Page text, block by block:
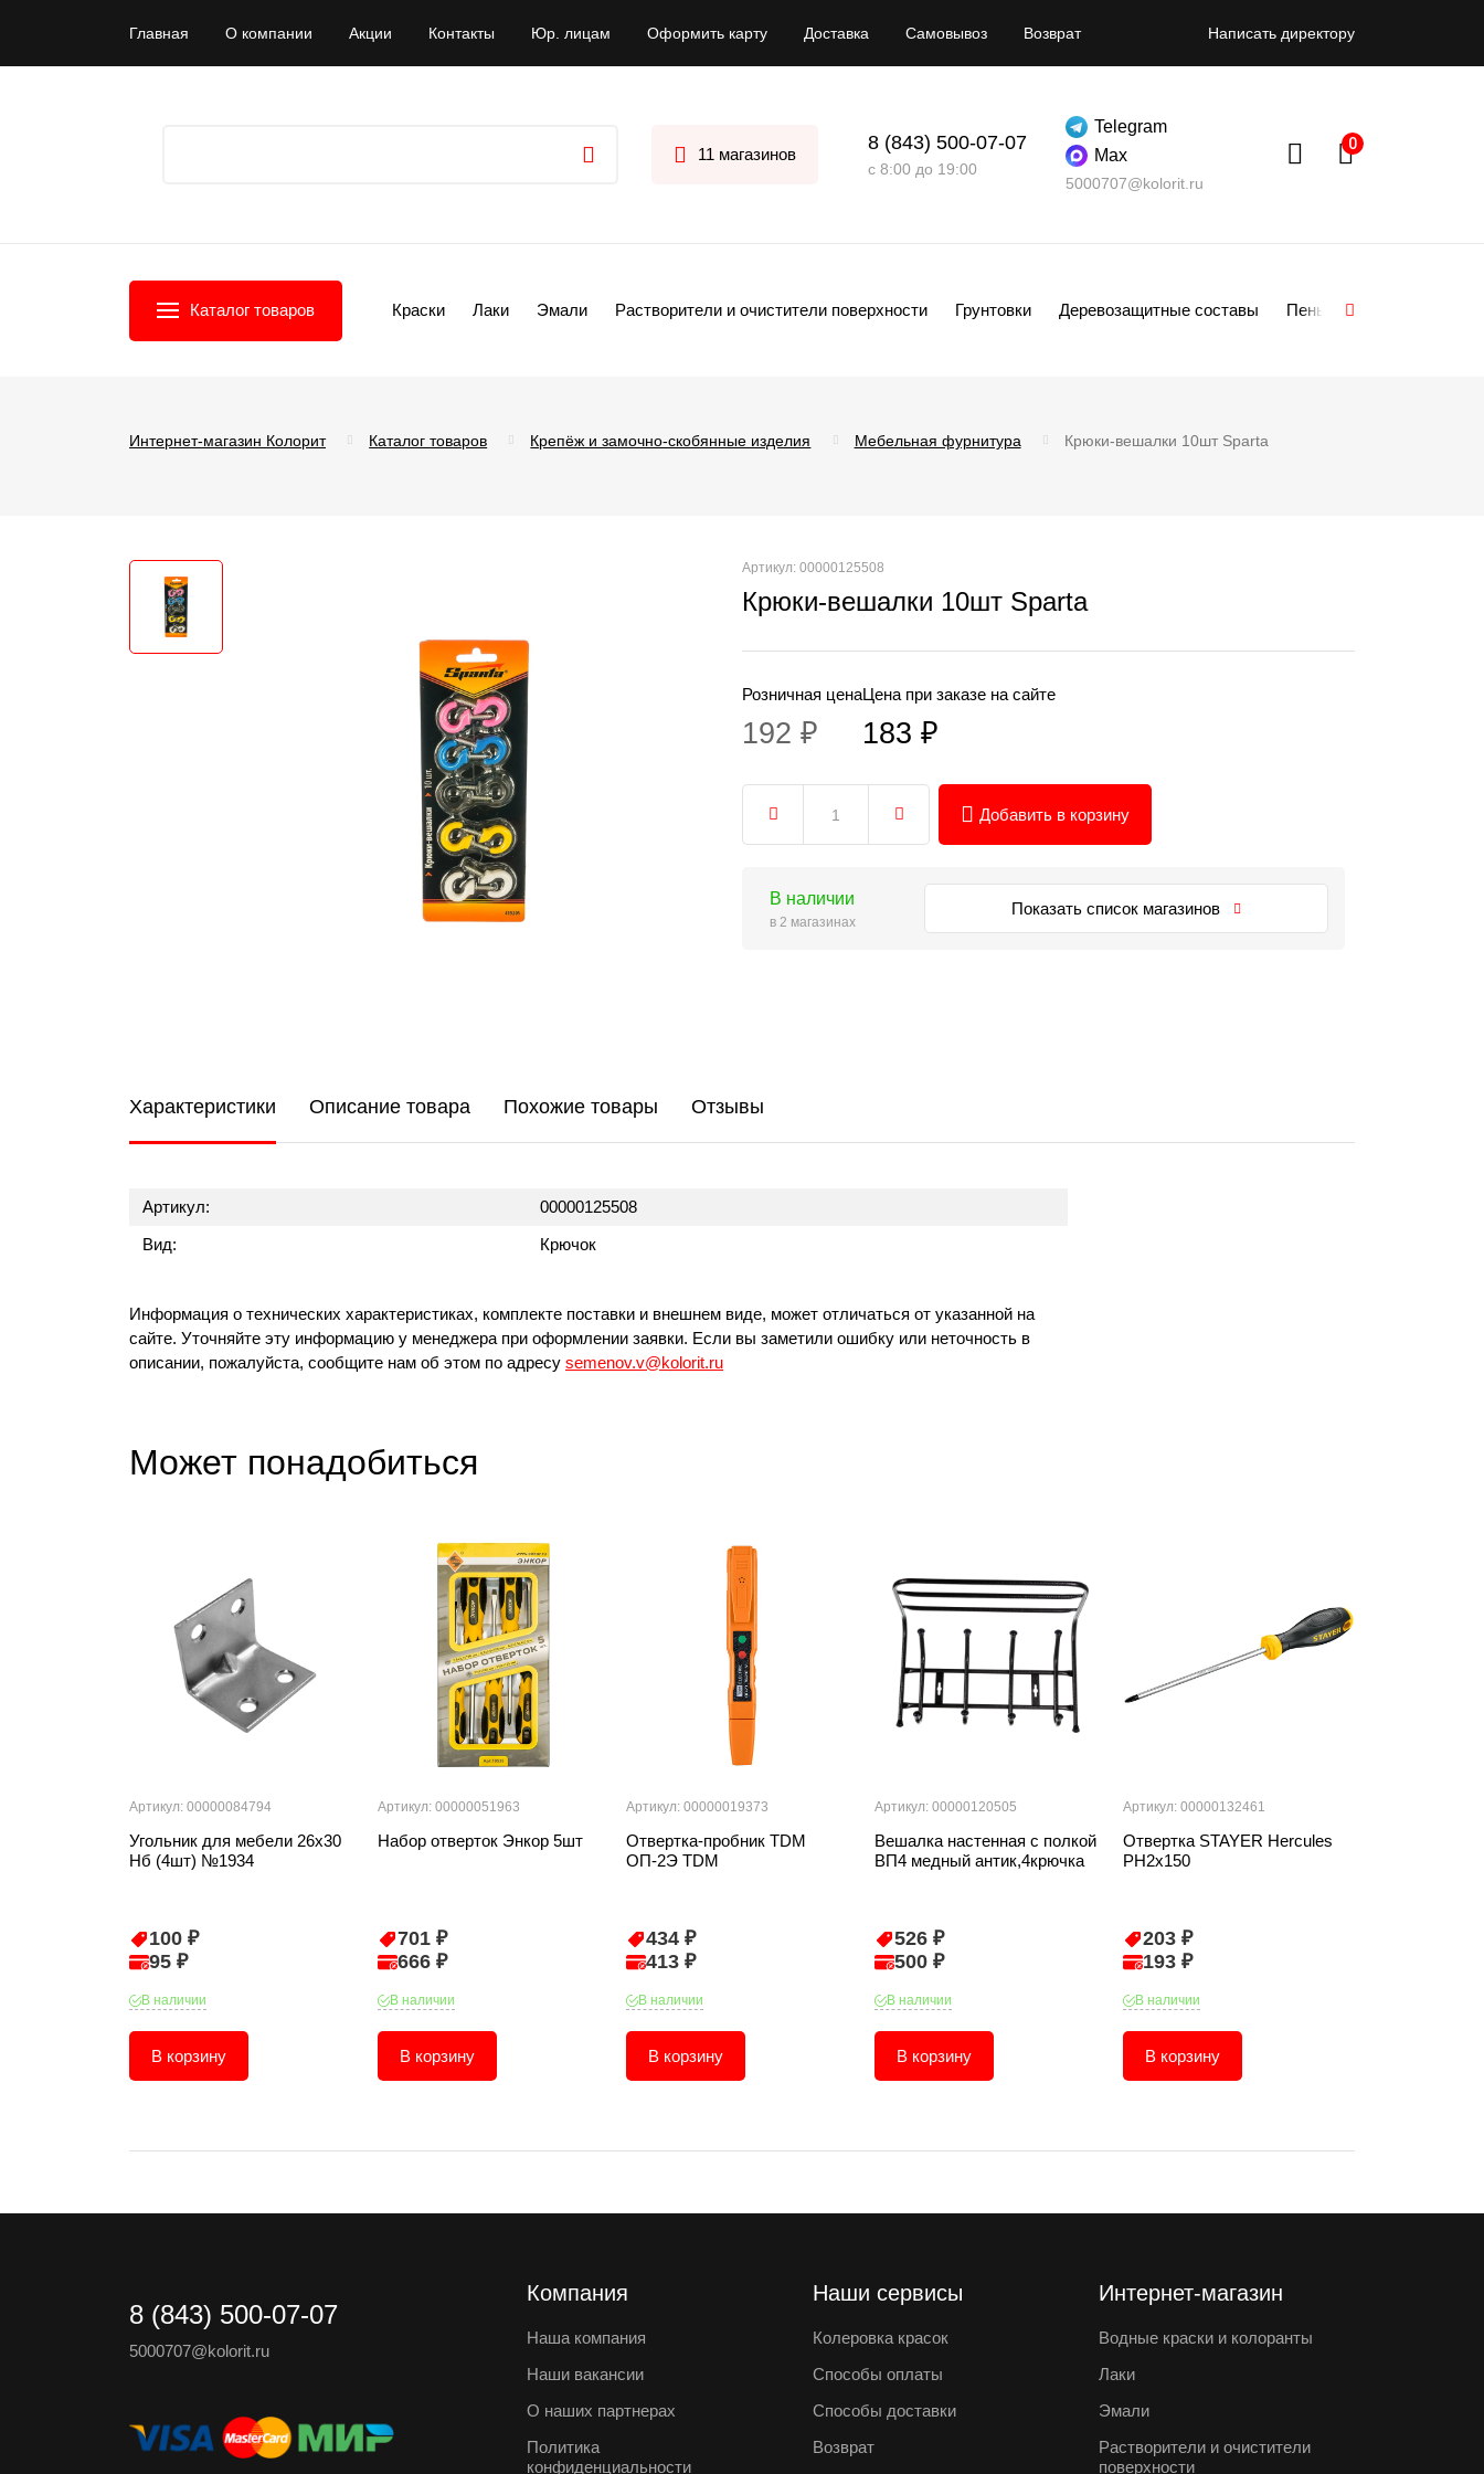
Главная О компании Акции Контакты Юр. лицам Оформить карту Доставка Самовывоз Возврат Написать директору
11 магазинов
8 (843) 500-07-07
с 8:00 до 19:00
Telegram
Max
5000707@kolorit.ru
Каталог товаров Краски Лаки Эмали Растворители и очистители поверхности Грунтовки Деревозащитные составы Пены
Интернет-магазин Колорит Каталог товаров Крепёж и замочно-скобянные изделия Мебельная фурнитура Крюки-вешалки 10шт Sparta
Артикул: 00000125508
Крюки-вешалки 10шт Sparta
Розничная цена
192 ₽
Цена при заказе на сайте
183 ₽
Добавить в корзину
В наличии
в 2 магазинах
Показать список магазинов
Характеристики Описание товара Похожие товары Отзывы
Артикул:
00000125508
Вид:
Крючок
Информация о технических характеристиках, комплекте поставки и внешнем виде, может отличаться от указанной на
сайте. Уточняйте эту информацию у менеджера при оформлении заявки. Если вы заметили ошибку или неточность в
описании, пожалуйста, сообщите нам об этом по адресу semenov.v@kolorit.ru
Может понадобиться
Артикул: 00000084794
Угольник для мебели 26х30
Нб (4шт) №1934
100 ₽
95 ₽
В наличии
В корзину
Артикул: 00000051963
Набор отверток Энкор 5шт
701 ₽
666 ₽
В наличии
В корзину
Артикул: 00000019373
Отвертка-пробник TDM
ОП-2Э TDM
434 ₽
413 ₽
В наличии
В корзину
Артикул: 00000120505
Вешалка настенная с полкой
ВП4 медный антик,4крючка
526 ₽
500 ₽
В наличии
В корзину
Артикул: 00000132461
Отвертка STAYER Hercules
PH2x150
203 ₽
193 ₽
В наличии
В корзину
8 (843) 500-07-07
5000707@kolorit.ru
Компания
Наша компания
Наши вакансии
О наших партнерах
Политика
конфиденциальности
Наши сервисы
Колеровка красок
Способы оплаты
Способы доставки
Возврат
Интернет-магазин
Водные краски и колоранты
Лаки
Эмали
Растворители и очистители
поверхности